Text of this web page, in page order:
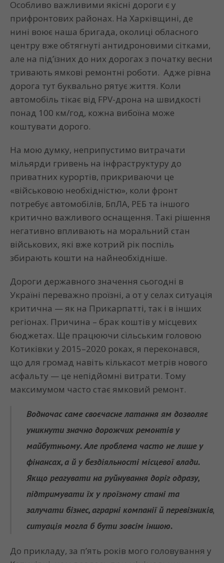
Особливо важливими якісні дороги є у
прифронтових районах. На Харківщині, де
нині воює наша бригада, околиці обласного
центру вже обтягнуті антидроновими сітками,
але на під’їзних до них дорогах з початку весни
тривають ямкові ремонтні роботи. Адже рівна
дорога тут буквально рятує життя. Коли
автомобіль тікає від FPV-дрона на швидкості
понад 100 км/год, кожна вибоїна може
коштувати дорого.
На мою думку, неприпустимо витрачати
мільярди гривень на інфраструктуру до
приватних курортів, прикриваючи це
«військовою необхідністю», коли фронт
потребує автомобілів, БпЛА, РЕБ та іншого
критично важливого оснащення. Такі рішення
негативно впливають на моральний стан
військових, які вже котрий рік поспіль
збирають кошти на найнеобхідніше.
Дороги державного значення сьогодні в
Україні переважно проїзні, а от у селах ситуація
критична — як на Прикарпатті, так і в інших
регіонах. Причина – брак коштів у місцевих
бюджетах. Ще працюючи сільським головою
Котиківки у 2015–2020 роках, я переконався,
що для громад навіть кількасот метрів нового
асфальту — це непідйомні витрати. Тому
максимумом часто стає ямковий ремонт.
Водночас саме своєчасне латання ям дозволяє
уникнути значно дорожчих ремонтів у
майбутньому. Але проблема часто не лише у
фінансах, а й у бездіяльності місцевої влади.
Якщо реагувати на руйнування доріг одразу,
підтримувати їх у проїзному стані та
залучати бізнес, аграрні компанії й перевізників,
ситуація могла б бути зовсім іншою.
До прикладу, за п’ять років мого головування у